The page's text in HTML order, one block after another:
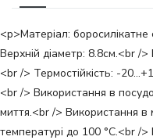
<p>Матеріал:
Верхній діаметр: 8.8см.<br /
<br /> Термостійкість: -
<br /> Використання в
миття.<br /> Використання в
температурі до 100 °С.<br />